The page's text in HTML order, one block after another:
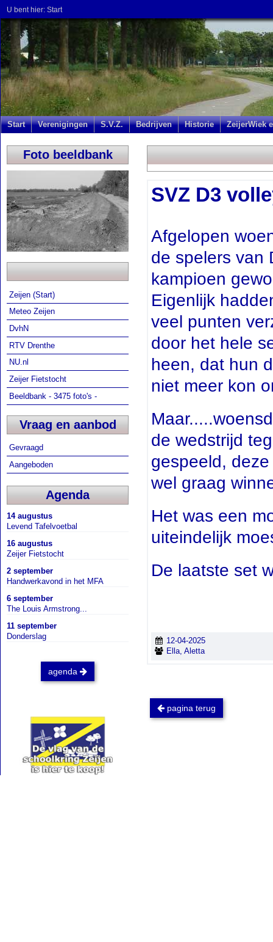
U bent hier: Start
Start Verenigingen S.V.Z. Bedrijven Historie ZeijerWiek
Foto beeldbank
Zeijen (Start)
Meteo Zeijen
DvhN
RTV Drenthe
NU.nl
Zeijer Fietstocht
Beeldbank - 3475 foto's -
Vraag en aanbod
Gevraagd
Aangeboden
Agenda
14 augustus
Levend Tafelvoetbal
16 augustus
Zeijer Fietstocht
2 september
Handwerkavond in het MFA
6 september
The Louis Armstrong...
11 september
Donderslag
agenda
SVZ D3
Afgelopen
de spelers van
kampioen
Eigenlijk
veel punten
door het hele
heen, dat hun
niet meer kon
de wedstrijd
gespeeld,
wel graag
Het was een
uiteindelijk
De laatste set
12-04-2025
Ella, Aletta
pagina terug